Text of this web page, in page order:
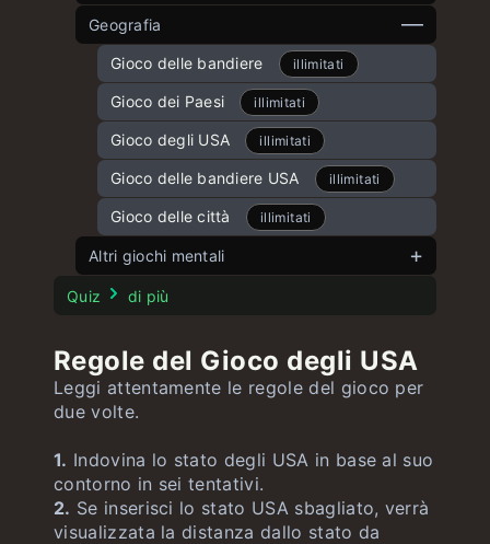
Par le
Gioco delle parole doppie illimitati
Wordle italiano illimitati
Parole a tempo illimitati
Gioco delle angolazioni
Cinque angoli illimitati
Gioco dell’8 illimitati
Gioco del 15 illimitati
Gioco delle equazioni illimitati
Geografia
Gioco delle bandiere illimitati
Gioco dei Paesi illimitati
Gioco degli USA illimitati
Gioco delle bandiere USA illimitati
Gioco delle città illimitati
Altri giochi mentali
Test di Stroop
Quiz di più
Regole del Gioco degli USA
Leggi attentamente le regole del gioco per
due volte.
1. Indovina lo stato degli USA in base al suo
contorno in sei tentativi.
2. Se inserisci lo stato USA sbagliato, verrà
visualizzata la distanza dallo stato da